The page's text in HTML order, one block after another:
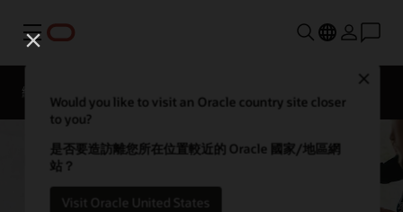
功能表
Would you like to visit an Oracle country site closer
to you?
是否要造訪離您所在位置較近的 Oracle 國家/地區網
站？
Visit Oracle United States
總覽